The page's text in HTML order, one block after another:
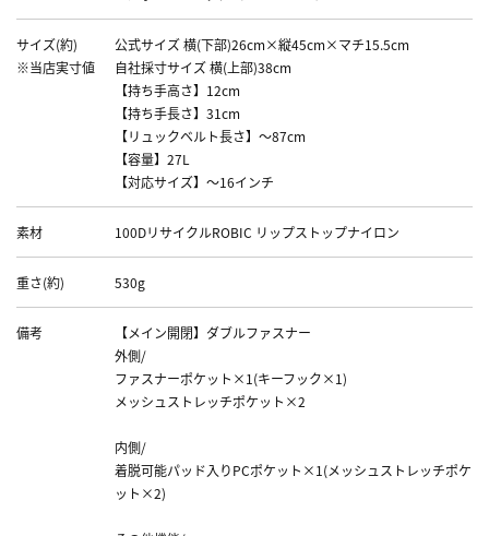
サイズ(約)
※当店実寸値
公式サイズ 横(下部)26cm×縦45cm×マチ15.5cm
自社採寸サイズ 横(上部)38cm
【持ち手高さ】12cm
【持ち手長さ】31cm
【リュックベルト長さ】～87cm
【容量】27L
【対応サイズ】～16インチ
素材 100DリサイクルROBIC リップストップナイロン
重さ(約) 530g
備考
【メイン開閉】ダブルファスナー
外側/
ファスナーポケット×1(キーフック×1)
メッシュストレッチポケット×2
内側/
着脱可能パッド入りPCポケット×1(メッシュストレッチポケ
ット×2)